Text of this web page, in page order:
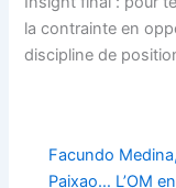
la contrainte en
discipline de
Facundo
Paixao… L’OM